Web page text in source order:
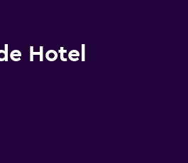
Hotel